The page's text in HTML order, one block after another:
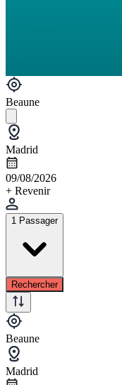
Beaune
Madrid
09/08/2026
+ Revenir
1 Passager
Rechercher
Beaune
Madrid